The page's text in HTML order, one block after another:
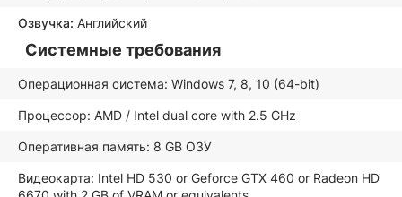
Озвучка: Английский
Системные требования
Операционная система: Windows 7, 8, 10 (64-bit)
Процессор: AMD / Intel dual core with 2.5 GHz
Оперативная память: 8 GB ОЗУ
Видеокарта: Intel HD 530 or Geforce GTX 460 or Radeon HD